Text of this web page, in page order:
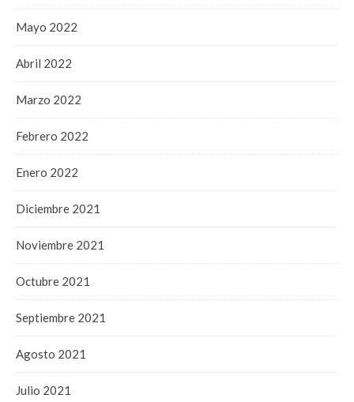
Mayo 2022
Abril 2022
Marzo 2022
Febrero 2022
Enero 2022
Diciembre 2021
Noviembre 2021
Octubre 2021
Septiembre 2021
Agosto 2021
Julio 2021